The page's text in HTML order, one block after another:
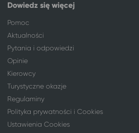
Dowiedz się więcej
Pomoc
Aktualności
Pytania i odpowiedzi
Opinie
Kierowcy
Turystyczne okazje
Regulaminy
Polityka prywatności i Cookies
Ustawienia Cookies